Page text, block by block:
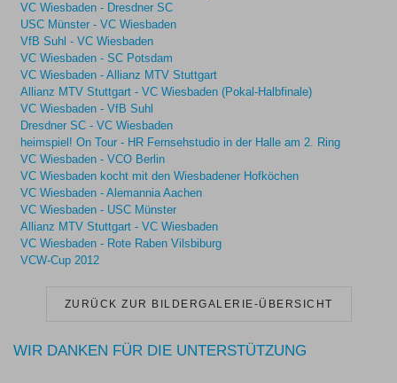
VC Wiesbaden - Dresdner SC
USC Münster - VC Wiesbaden
VfB Suhl - VC Wiesbaden
VC Wiesbaden - SC Potsdam
VC Wiesbaden - Allianz MTV Stuttgart
Allianz MTV Stuttgart - VC Wiesbaden (Pokal-Halbfinale)
VC Wiesbaden - VfB Suhl
Dresdner SC - VC Wiesbaden
heimspiel! On Tour - HR Fernsehstudio in der Halle am 2. Ring
VC Wiesbaden - VCO Berlin
VC Wiesbaden kocht mit den Wiesbadener Hofköchen
VC Wiesbaden - Alemannia Aachen
VC Wiesbaden - USC Münster
Allianz MTV Stuttgart - VC Wiesbaden
VC Wiesbaden - Rote Raben Vilsbiburg
VCW-Cup 2012
ZURÜCK ZUR BILDERGALERIE-ÜBERSICHT
WIR DANKEN FÜR DIE UNTERSTÜTZUNG